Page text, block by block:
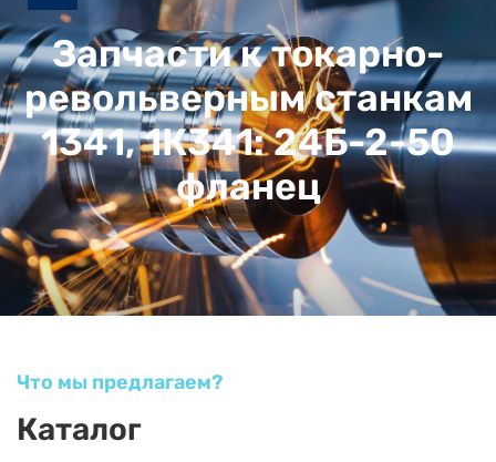
Запчасти к токарно-
револьверным станкам
1341, 1К341: 24Б-2-50
фланец
Что мы предлагаем?
Каталог